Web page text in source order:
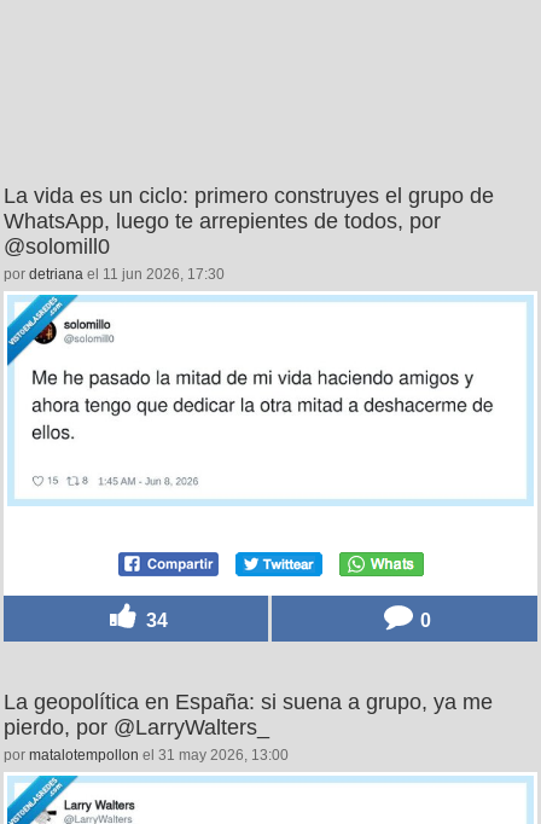
La vida es un ciclo: primero construyes el grupo de
WhatsApp, luego te arrepientes de todos, por
@solomill0
por detriana el 11 jun 2026, 17:30
34 0
La geopolítica en España: si suena a grupo, ya me
pierdo, por @LarryWalters_
por matalotempollon el 31 may 2026, 13:00